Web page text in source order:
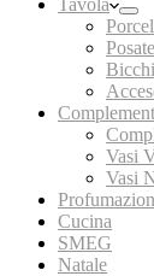
Tavola
Posate
Vasi
Vasi
Cucina
SMEG
Natale